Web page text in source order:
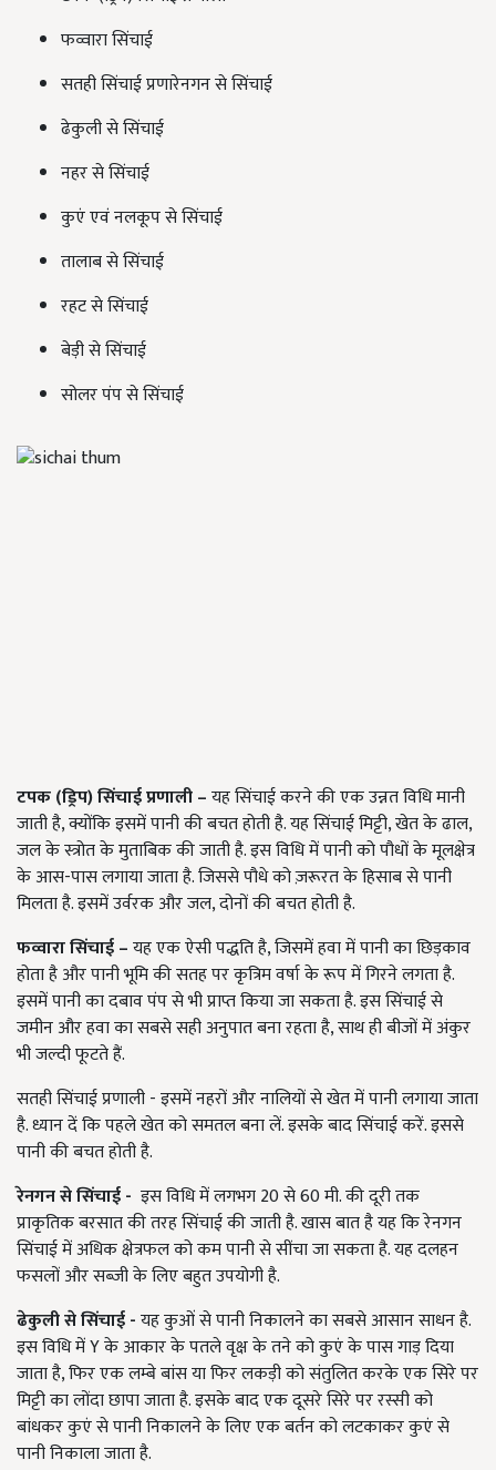
फव्वारा सिंचाई
सतही सिंचाई प्रणारेनगन से सिंचाई
ढेकुली से सिंचाई
नहर से सिंचाई
कुएं एवं नलकूप से सिंचाई
तालाब से सिंचाई
रहट से सिंचाई
बेड़ी से सिंचाई
सोलर पंप से सिंचाई
टपक (ड्रिप) सिंचाई प्रणाली –यह सिंचाई करने की एक उन्नत विधि मानी
जाती है, क्योंकि इसमें पानी की बचत होती है. यह सिंचाई मिट्टी, खेत के ढाल,
जल के स्त्रोत के मुताबिक की जाती है. इस विधि में पानी को पौधों के मूलक्षेत्र
के आस-पास लगाया जाता है. जिससे पौधे को ज़रूरत के हिसाब से पानी
मिलता है. इसमें उर्वरक और जल, दोनों की बचत होती है.
फव्वारा सिंचाई –यह एक ऐसी पद्धति है, जिसमें हवा में पानी का छिड़काव
होता है और पानी भूमि की सतह पर कृत्रिम वर्षा के रूप में गिरने लगता है.
इसमें पानी का दबाव पंप से भी प्राप्त किया जा सकता है. इस सिंचाई से
जमीन और हवा का सबसे सही अनुपात बना रहता है, साथ ही बीजों में अंकुर
भी जल्दी फूटते हैं.
सतही सिंचाई प्रणाली - इसमें नहरों और नालियों से खेत में पानी लगाया जाता
है. ध्यान दें कि पहले खेत को समतल बना लें. इसके बाद सिंचाई करें. इससे
पानी की बचत होती है.
रेनगन से सिंचाई - इस विधि में लगभग 20 से 60 मी. की दूरी तक
प्राकृतिक बरसात की तरह सिंचाई की जाती है. खास बात है यह कि रेनगन
सिंचाई में अधिक क्षेत्रफल को कम पानी से सींचा जा सकता है. यह दलहन
फसलों और सब्जी के लिए बहुत उपयोगी है.
ढेकुली से सिंचाई -यह कुओं से पानी निकालने का सबसे आसान साधन है.
इस विधि में Y के आकार के पतले वृक्ष के तने को कुएं के पास गाड़ दिया
जाता है, फिर एक लम्बे बांस या फिर लकड़ी को संतुलित करके एक सिरे पर
मिट्टी का लोंदा छापा जाता है. इसके बाद एक दूसरे सिरे पर रस्सी को
बांधकर कुएं से पानी निकालने के लिए एक बर्तन को लटकाकर कुएं से
पानी निकाला जाता है.